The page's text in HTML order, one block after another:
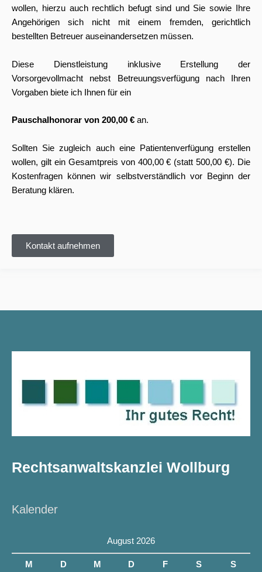
wollen, hierzu auch rechtlich befugt sind und Sie sowie Ihre
Angehörigen sich nicht mit einem fremden, gerichtlich
bestellten Betreuer auseinandersetzen müssen.
Diese Dienstleistung inklusive Erstellung der
Vorsorgevollmacht nebst Betreuungsverfügung nach Ihren
Vorgaben biete ich Ihnen für ein
Pauschalhonorar von 200,00 € an.
Sollten Sie zugleich auch eine Patientenverfügung erstellen
wollen, gilt ein Gesamtpreis von 400,00 € (statt 500,00 €). Die
Kostenfragen können wir selbstverständlich vor Beginn der
Beratung klären.
Kontakt aufnehmen
Rechtsanwaltskanzlei Wollburg
Kalender
August 2026
M D M D F S S